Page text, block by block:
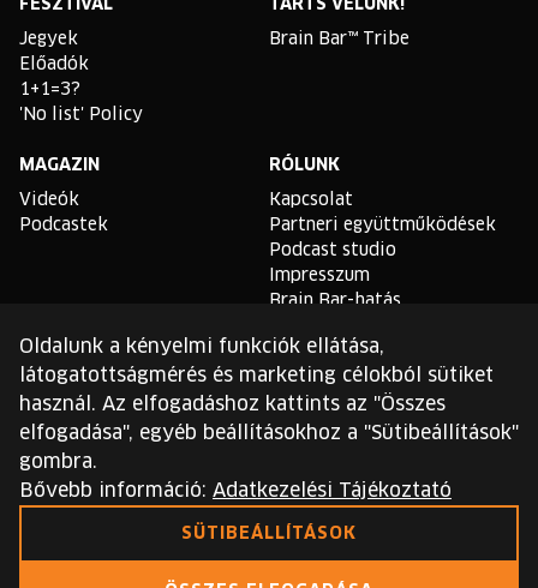
FESZTIVÁL
Jegyek
Előadók
1+1=3?
'No list' Policy
TARTS VELÜNK!
Brain Bar™ Tribe
MAGAZIN
Videók
Podcastek
RÓLUNK
Kapcsolat
Partneri együttműködések
Podcast studio
Impresszum
Brain Bar-hatás
TLDR
Általános Szerződési
Feltételek
Sütikezelési Szabályzat
Adatvédelmi Szabályzat
Ezt a webhelyet a reCAPTCHA védi, és a Google
Oldalunk a kényelmi funkciók ellátása,
látogatottságmérés és marketing célokból sütiket
használ. Az elfogadáshoz kattints az "Összes
elfogadása", egyéb beállításokhoz a "Sütibeállítások"
gombra.
Bővebb információ: Adatkezelési Tájékoztató
SÜTIBEÁLLÍTÁSOK